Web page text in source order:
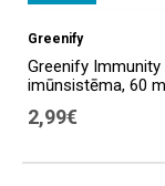
Greenify
Greenify Immunity
imūnsistēma, 60
2,99€